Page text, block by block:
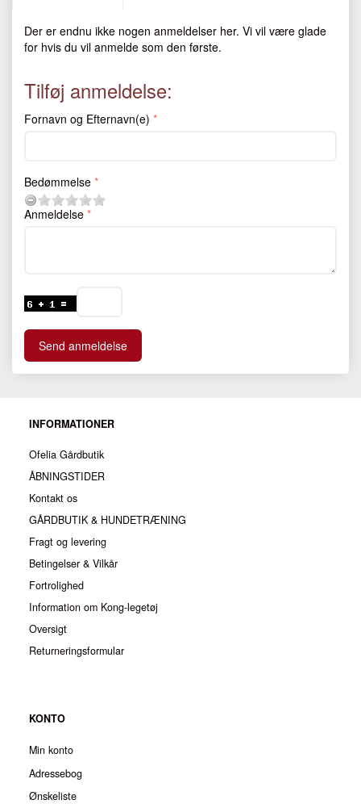
Der er endnu ikke nogen anmeldelser her. Vi vil være glade
for hvis du vil anmelde som den første.
Tilføj anmeldelse:
Fornavn og Efternavn(e)
Bedømmelse
Anmeldelse
Send anmeldelse
INFORMATIONER
Ofelia Gårdbutik
ÅBNINGSTIDER
Kontakt os
GÅRDBUTIK & HUNDETRÆNING
Fragt og levering
Betingelser & Vilkår
Fortrolighed
Information om Kong-legetøj
Oversigt
Returneringsformular
KONTO
Min konto
Adressebog
Ønskeliste